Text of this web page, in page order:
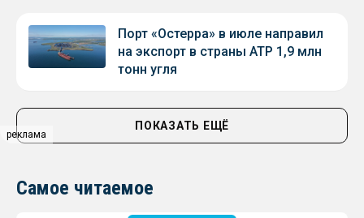
реклама
Порт «Остерра» в июле направил
на экспорт в страны АТР 1,9 млн
тонн угля
ПОКАЗАТЬ ЕЩЁ
Самое читаемое